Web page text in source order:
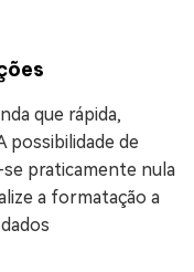
que rápida,
possibilidade de
praticamente nula
a formatação a